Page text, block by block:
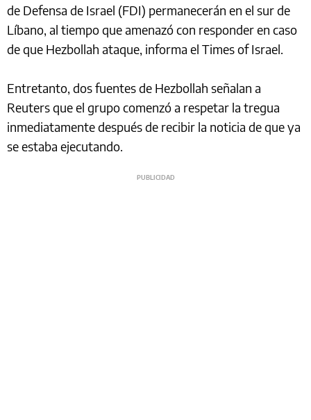
de Defensa de Israel (FDI) permanecerán en el sur de
Líbano, al tiempo que amenazó con responder en caso
de que Hezbollah ataque, informa el Times of Israel.
Entretanto, dos fuentes de Hezbollah señalan a
Reuters que el grupo comenzó a respetar la tregua
inmediatamente después de recibir la noticia de que ya
se estaba ejecutando.